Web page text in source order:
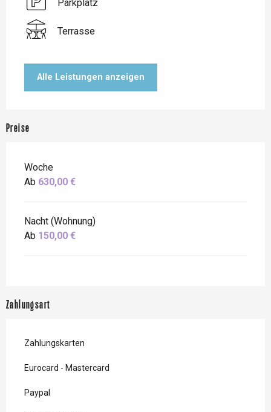
Parkplatz
Terrasse
Alle Leistungen anzeigen
Preise
Woche
Ab 630,00 €
Nacht (Wohnung)
Ab 150,00 €
Zahlungsart
Zahlungskarten
Eurocard - Mastercard
Paypal